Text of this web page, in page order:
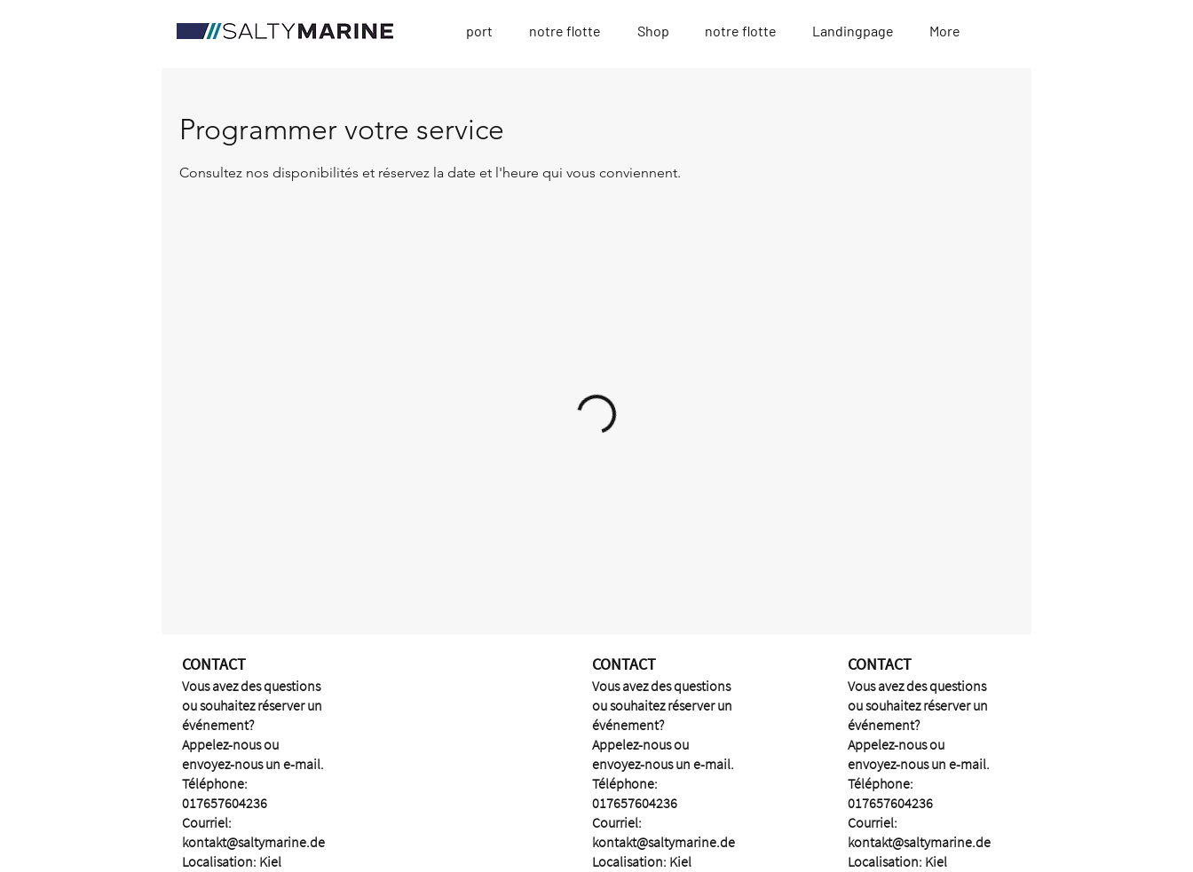
port notre flotte Shop notre flotte Landingpage More
Programmer votre service
Consultez nos disponibilités et réservez la date et l'heure qui vous conviennent.
CONTACT
Vous avez des questions
ou souhaitez réserver un
événement?
Appelez-nous ou
envoyez-nous un e-mail.
Téléphone:
017657604236
Courriel:
kontakt@saltymarine.de
Localisation: Kiel
CONTACT
Vous avez des questions
ou souhaitez réserver un
événement?
Appelez-nous ou
envoyez-nous un e-mail.
Téléphone:
017657604236
Courriel:
kontakt@saltymarine.de
Localisation: Kiel
CONTACT
Vous avez des questions
ou souhaitez réserver un
événement?
Appelez-nous ou
envoyez-nous un e-mail.
Téléphone:
017657604236
Courriel:
kontakt@saltymarine.de
Localisation: Kiel